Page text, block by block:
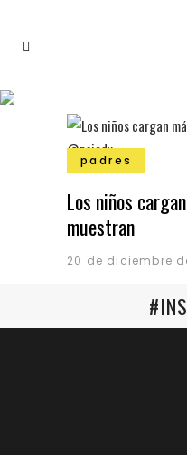
padres
Los niños
muestran
20 de diciembre